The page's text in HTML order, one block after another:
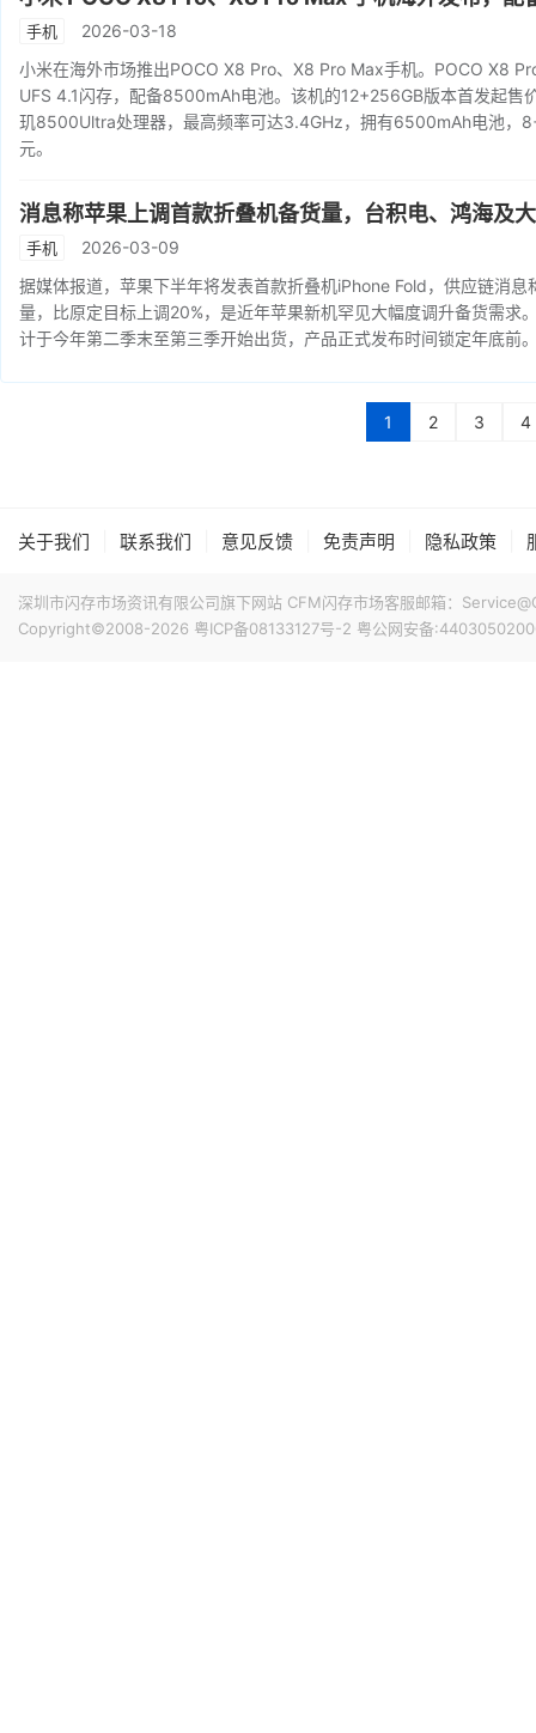
手机
2026-03-18
小米在海外市场推出POCO X8 Pro、X8 Pro Max手机。POCO X8
UFS 4.1闪存，配备8500mAh电池。该机的12+256GB版本首发起
玑8500Ultra处理器，最高频率可达3.4GHz，拥有6500mAh电池，
元。
消息称苹果上调首款折叠机备货量，台积电、鸿海及
手机
2026-03-09
据媒体报道，苹果下半年将发表首款折叠机iPhone Fold，供应链消
量，比原定目标上调20%，是近年苹果新机罕见大幅度调升备货需
计于今年第二季末至第三季开始出货，产品正式发布时间锁定年底前
1 2 3 4
关于我们 联系我们 意见反馈 免责声明 隐私政策
深圳市闪存市场资讯有限公司旗下网站 CFM闪存市场客服邮箱：
Copyright©2008-2026 粤ICP备08133127号-2 粤公网安备